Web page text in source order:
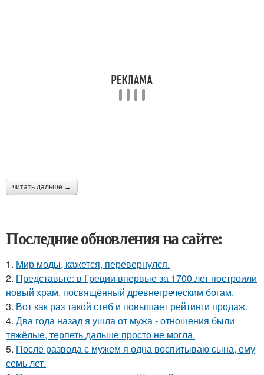
читать дальше →
Последние обновления на сайте:
1. Мир моды, кажется, перевернулся.
2. Представьте: в Греции впервые за 1700 лет построили
новый храм, посвящённый древнегреческим богам.
3. Вот как раз такой стеб и повышает рейтинги продаж.
4. Два года назад я ушла от мужа - отношения были
тяжёлые, терпеть дальше просто не могла.
5. После развода с мужем я одна воспитываю сына, ему
семь лет.